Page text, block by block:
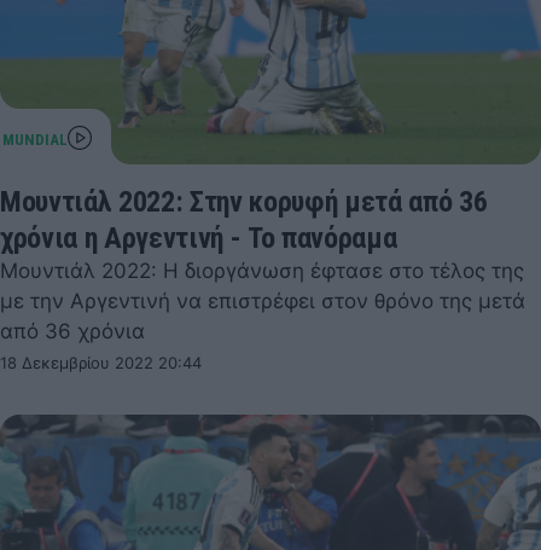
Μουντιάλ 2022: Στην κορυφή μετά από 36
χρόνια η Αργεντινή - Το πανόραμα
Μουντιάλ 2022: Η διοργάνωση έφτασε στο τέλος της
με την Αργεντινή να επιστρέφει στον θρόνο της μετά
από 36 χρόνια
18 Δεκεμβρίου 2022 20:44